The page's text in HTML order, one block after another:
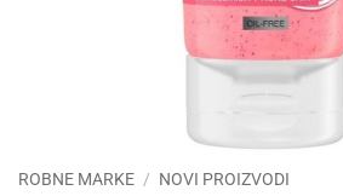
ROBNE MARKE / NOVI PROIZVODI